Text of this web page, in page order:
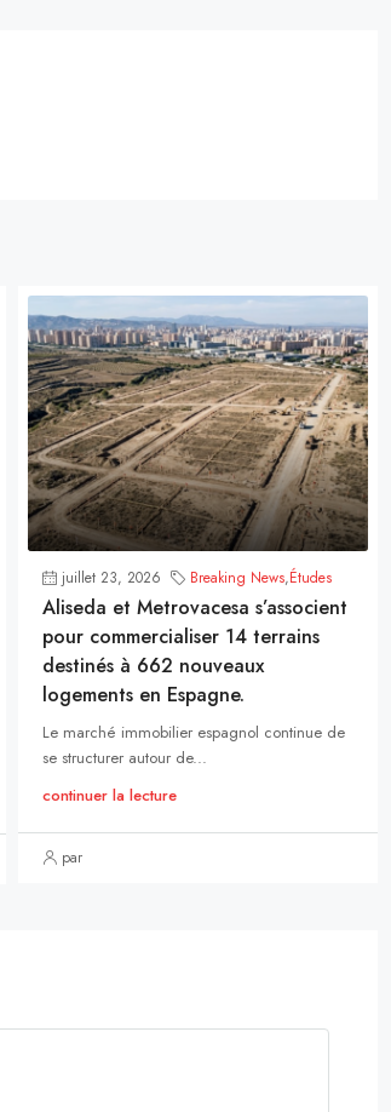
juillet 23, 2026 Breaking News,Études
Aliseda et Metrovacesa s’associent
pour commercialiser 14 terrains
destinés à 662 nouveaux
logements en Espagne.
Le marché immobilier espagnol continue de
se structurer autour de...
continuer la lecture
par